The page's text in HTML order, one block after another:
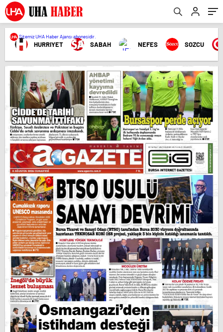
HURRIYET SABAH NEFES SOZCU
Sitemiz UHA Haber Ajansı abonesidir.